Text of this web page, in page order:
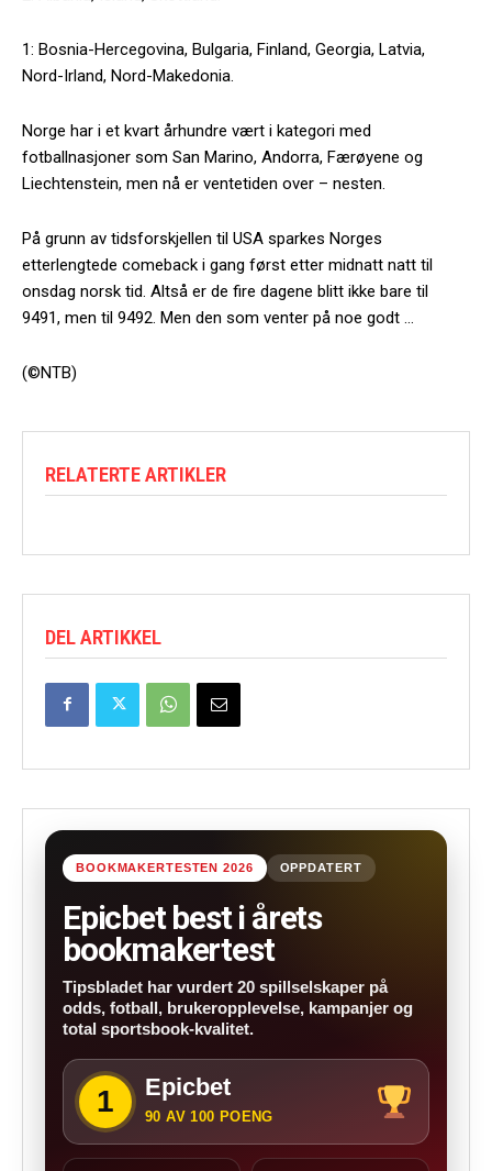
1: Bosnia-Hercegovina, Bulgaria, Finland, Georgia, Latvia,
Nord-Irland, Nord-Makedonia.
Norge har i et kvart århundre vært i kategori med
fotballnasjoner som San Marino, Andorra, Færøyene og
Liechtenstein, men nå er ventetiden over – nesten.
På grunn av tidsforskjellen til USA sparkes Norges
etterlengtede comeback i gang først etter midnatt natt til
onsdag norsk tid. Altså er de fire dagene blitt ikke bare til
9491, men til 9492. Men den som venter på noe godt …
(©NTB)
RELATERTE ARTIKLER
DEL ARTIKKEL
BOOKMAKERTESTEN 2026 OPPDATERT
Epicbet best i årets
bookmakertest
Tipsbladet har vurdert 20 spillselskaper på
odds, fotball, brukeropplevelse, kampanjer og
total sportsbook-kvalitet.
1 Epicbet
90 AV 100 POENG